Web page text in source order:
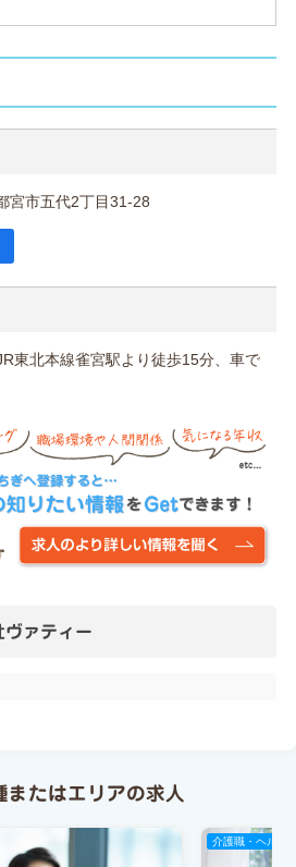
宮市五代2丁目31-28
東北本線雀宮駅より徒歩15分、車で
ヴァティー
またはエリアの求人
介護職・ヘルパ